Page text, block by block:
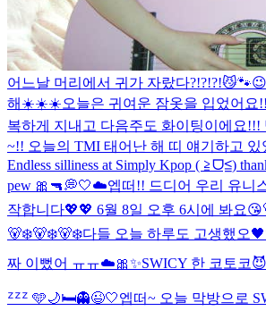
어느날 머리에서 귀가 자랐다?!?!?!😼🐾
해☀️☀️☀️오늘은 귀여운 잠옷을 입었어요
복하게 지내고 다음주도 화이팅이에요!!!
~!! 오늘의 TMI 태어난 해 띠 얘기하고 있
Endless silliness at Simply Kpop ( ≧ᗜ≦)
pew 🎀🔫💭🤍☁️엡떠!! 드디어 우리 유니
작합니다💖💖 6월 8일 오후 6시에 봐요😘
🐻‍❄️🐻‍❄️🐻‍❄️다들 오늘 하루도 고생했오
짜 이뻤어 ㅠㅠ☁️🎀✨SWICY 한 코토코
ᙆᙆᙆ 🩵🌙🛏️👻😉🤍엡떠~ 오늘 막방으로